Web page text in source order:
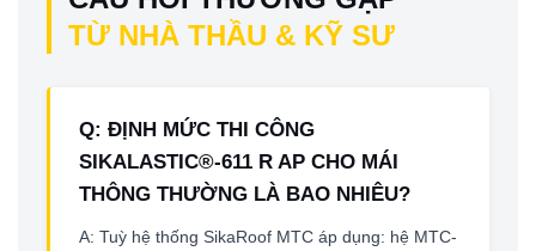
TỪ NHÀ THẦU & KỸ SƯ
Q: ĐỊNH MỨC THI CÔNG
SIKALASTIC®-611 R AP CHO MÁI
THÔNG THƯỜNG LÀ BAO NHIÊU?
A: Tuỳ hệ thống SikaRoof MTC áp dụng: hệ MTC-